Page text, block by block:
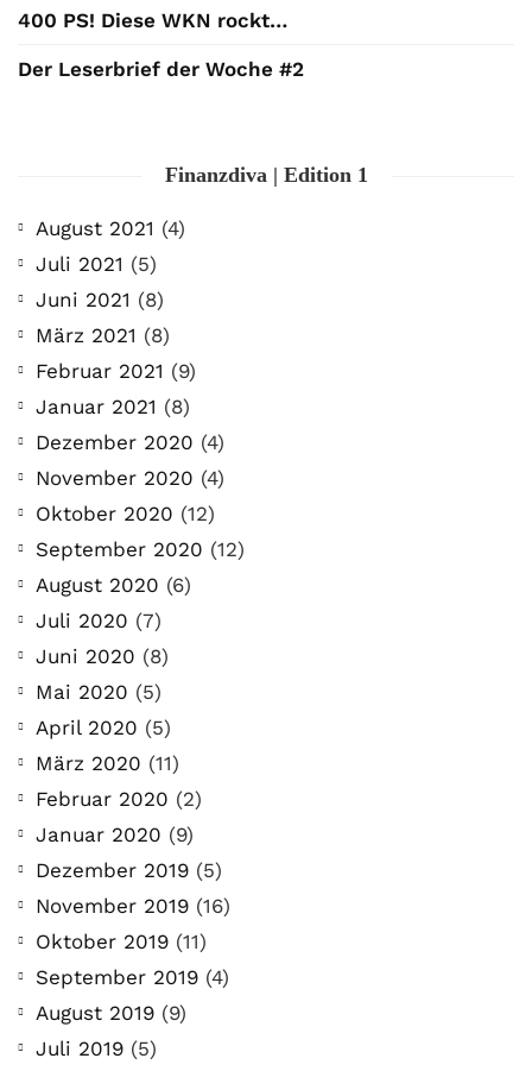
400 PS! Diese WKN rockt…
Der Leserbrief der Woche #2
Finanzdiva | Edition 1
August 2021 (4)
Juli 2021 (5)
Juni 2021 (8)
März 2021 (8)
Februar 2021 (9)
Januar 2021 (8)
Dezember 2020 (4)
November 2020 (4)
Oktober 2020 (12)
September 2020 (12)
August 2020 (6)
Juli 2020 (7)
Juni 2020 (8)
Mai 2020 (5)
April 2020 (5)
März 2020 (11)
Februar 2020 (2)
Januar 2020 (9)
Dezember 2019 (5)
November 2019 (16)
Oktober 2019 (11)
September 2019 (4)
August 2019 (9)
Juli 2019 (5)